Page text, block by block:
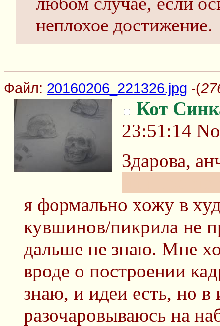
неплохое достижение.
Файл: 20160206_221326.jpg -(
Кот
23:51:14
Здарова,
я формально хожу в
кувшинов/пикрила не
дальше не знаю. Мне
вроде о построении
знаю, и идеи есть, но в
разочаровываюсь на